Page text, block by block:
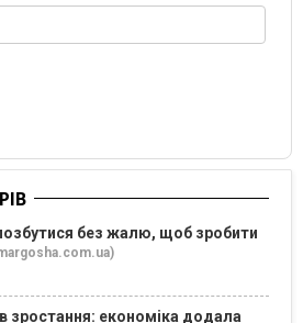
без жалю, щоб зробити
зростання: економіка додала